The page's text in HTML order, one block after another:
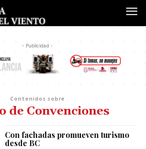
- Publicidad -
Contenidos sobre
de Convenciones
Con fachadas promueven turismo
desde BC